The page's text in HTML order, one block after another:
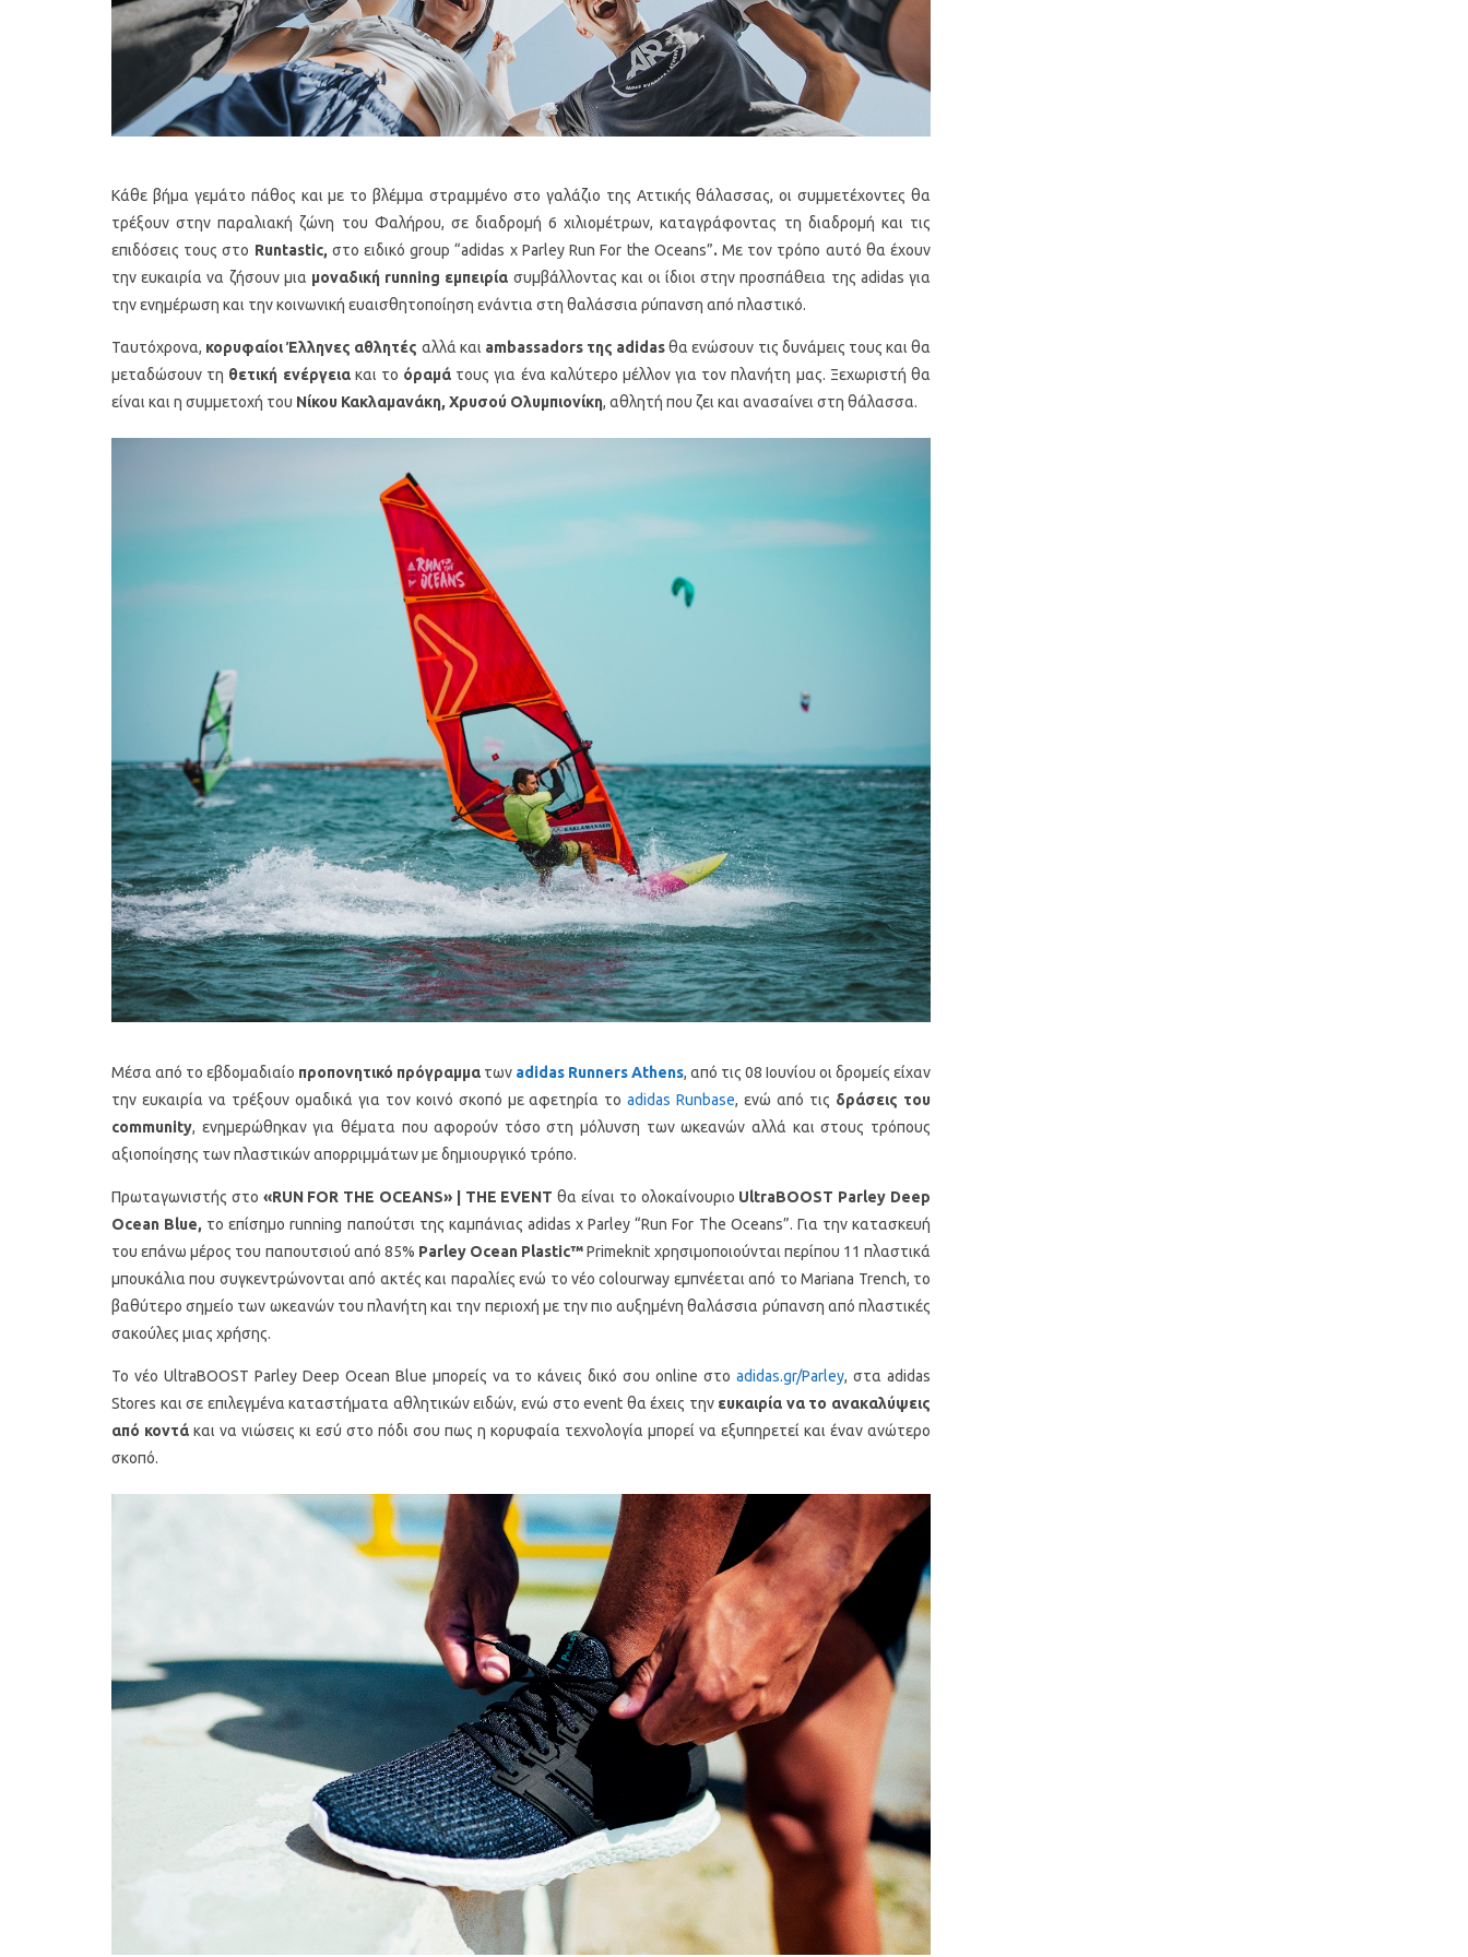
Κάθε βήμα γεμάτο πάθος και με το βλέμμα στραμμένο στο γαλάζιο της Αττικής θάλασσας, οι συμμετέχοντες θα
τρέξουν στην παραλιακή ζώνη του Φαλήρου, σε διαδρομή 6 χιλιομέτρων, καταγράφοντας τη διαδρομή και τις
επιδόσεις τους στο Runtastic, στο ειδικό group “adidas x Parley Run For the Oceans”. Με τον τρόπο αυτό θα έχουν
την ευκαιρία να ζήσουν μια μοναδική running εμπειρία συμβάλλοντας και οι ίδιοι στην προσπάθεια της adidas για
την ενημέρωση και την κοινωνική ευαισθητοποίηση ενάντια στη θαλάσσια ρύπανση από πλαστικό.
Ταυτόχρονα, κορυφαίοι Έλληνες αθλητές αλλά και ambassadors της adidasθα ενώσουν τις δυνάμεις τους και θα
μεταδώσουν τη θετική ενέργειακαι το όραμά τους για ένα καλύτερο μέλλον για τον πλανήτη μας. Ξεχωριστή θα
είναι και η συμμετοχή του Νίκου Κακλαμανάκη, Χρυσού Ολυμπιονίκη, αθλητή που ζει και ανασαίνει στη θάλασσα.
Μέσα από το εβδομαδιαίο προπονητικό πρόγραμμα των adidas RunnersAthens, από τις 08 Ιουνίου οι δρομείς είχαν
την ευκαιρία να τρέξουν ομαδικά για τον κοινό σκοπό με αφετηρία τοadidas Runbase, ενώ από τις δράσεις του
community, ενημερώθηκαν για θέματα που αφορούν τόσο στη μόλυνση των ωκεανών αλλά και στους τρόπους
αξιοποίησης των πλαστικών απορριμμάτων με δημιουργικό τρόπο.
Πρωταγωνιστής στο «RUN FOR THE OCEANS» | THE EVENT θα είναι το ολοκαίνουριο UltraBOOST Parley Deep
Ocean Blue, τo επίσημο running παπούτσι της καμπάνιας adidas x Parley “Run For The Oceans”. Για την κατασκευή
του επάνω μέρος του παπουτσιού από 85% Parley Ocean Plastic™Primeknit χρησιμοποιούνται περίπου 11 πλαστικά
μπουκάλια που συγκεντρώνονται από ακτές και παραλίες ενώ το νέο colourway εμπνέεται από το Mariana Trench, το
βαθύτερο σημείο των ωκεανών του πλανήτη και την περιοχή με την πιο αυξημένη θαλάσσια ρύπανση από πλαστικές
σακούλες μιας χρήσης.
Το νέο UltraBOOST Parley Deep Ocean Blue μπορείς να το κάνεις δικό σου online στοadidas.gr/Parley, στα adidas
Stores και σε επιλεγμένα καταστήματα αθλητικών ειδών, ενώ στο event θα έχεις την ευκαιρία να το ανακαλύψεις
από κοντά και να νιώσεις κι εσύ στο πόδι σου πως η κορυφαία τεχνολογία μπορεί να εξυπηρετεί και έναν ανώτερο
σκοπό.